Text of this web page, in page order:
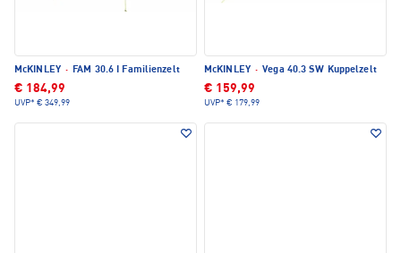
McKINLEY · FAM 30.6 I Familienzelt
€ 184,99
UVP* € 349,99
McKINLEY · Vega 40.3 SW Kuppelzelt
€ 159,99
UVP* € 179,99